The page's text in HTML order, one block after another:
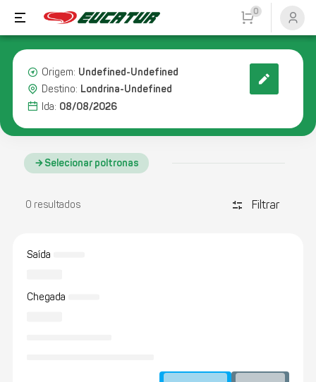
0
Origem: Undefined-Undefined
Destino: Londrina-Undefined
Ida: 08/08/2026
Selecionar poltronas
0 resultados discover_tune Filtrar
Saída
Chegada